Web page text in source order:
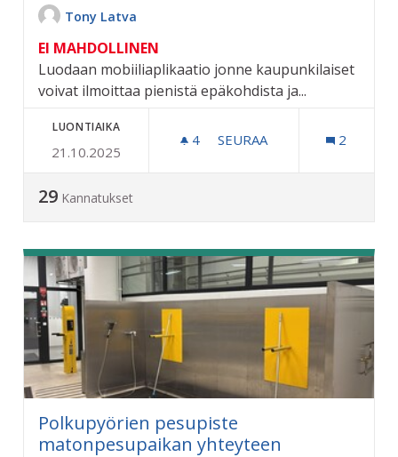
Tony Latva
EI MAHDOLLINEN
Luodaan mobiiliaplikaatio jonne kaupunkilaiset
voivat ilmoittaa pienistä epäkohdista ja...
LUONTIAIKA
21.10.2025
4 4 SEURAAJAA
SEURAA 2
29 Kannatukset
Polkupyörien pesupiste
matonpesupaikan yhteyteen